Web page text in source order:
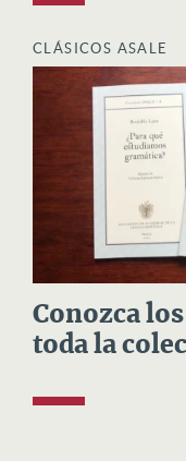
CLÁSICOS ASALE
Conozca
toda la